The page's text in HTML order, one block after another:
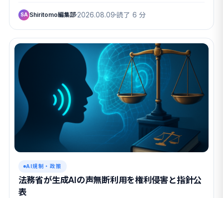
SA Shiritomo編集部 2026.08.09 読了 6 分
AI規制・政策
法務省が生成AIの声無断利用を権利侵害と指針公
表